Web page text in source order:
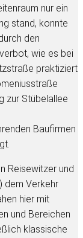
nur ein
stand, konnte
den
wie es bei
praktiziert
zur Stübelallee
Baufirmen
Reisewitzer und
dem Verkehr
hier mit
und Bereichen
klassische